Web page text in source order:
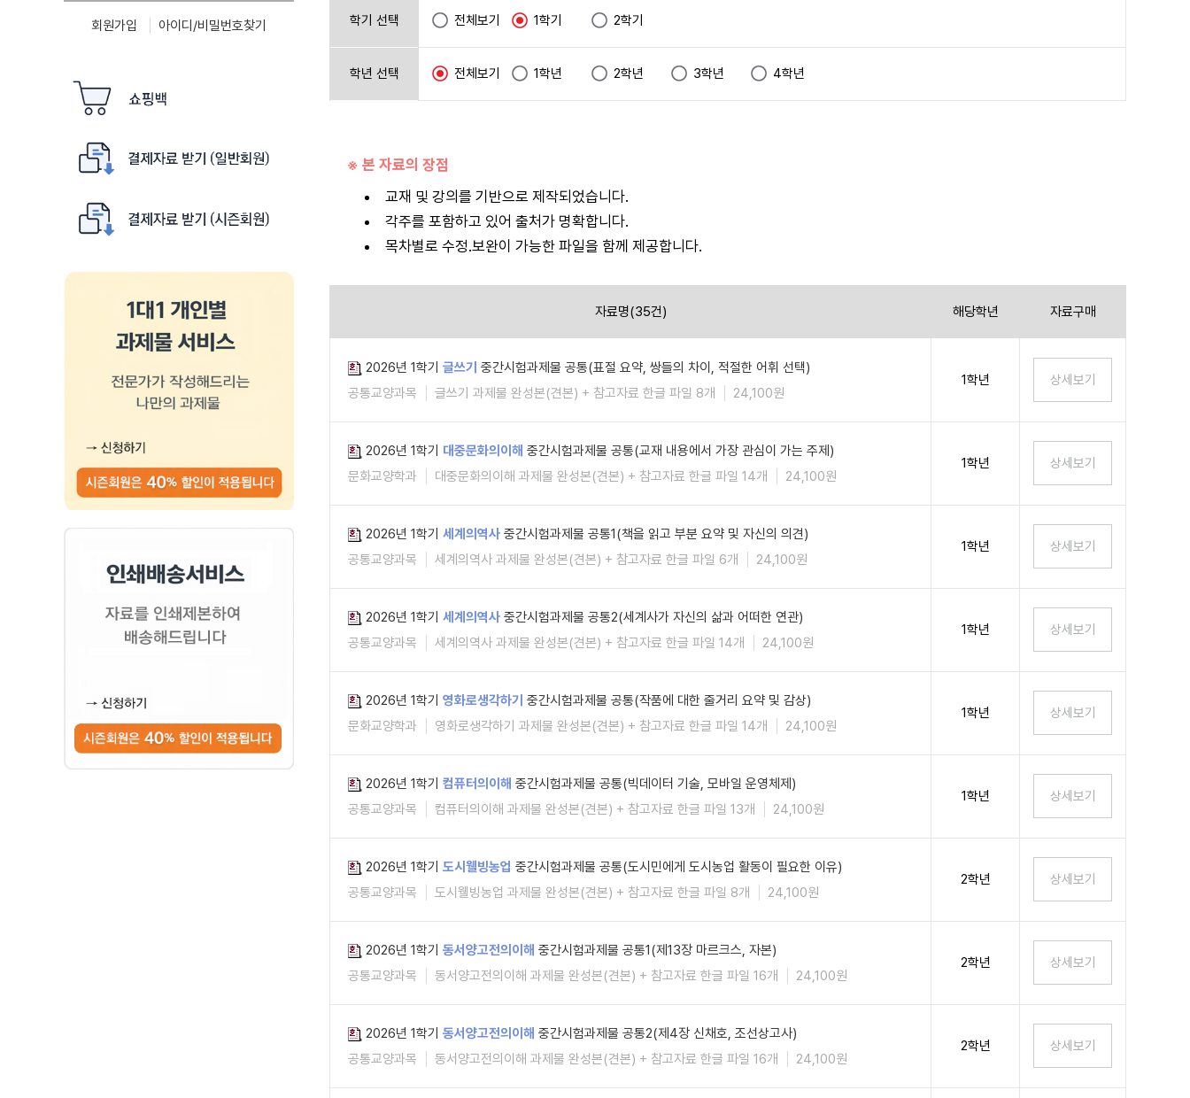
회원가입 아이디/비밀번호찾기 학기 선택 전체보기 1학기 2학기
학년 선택 전체보기 1학년 2학년 3학년 4학년
※ 본 자료의 장점
교재 및 강의를 기반으로 제작되었습니다.
각주를 포함하고 있어 출처가 명확합니다.
목차별로 수정.보완이 가능한 파일을 함께 제공합니다.
자료명(35건) 해당학년 자료구매
2026년 1학기 글쓰기 중간시험과제물 공통(표절 요약, 쌍들의 차이, 적절한 어휘 선택)
공통교양과목
글쓰기 과제물 완성본(견본) + 참고자료 한글 파일 8개 24,100원
1학년
2026년 1학기 대중문화의이해 중간시험과제물 공통(교재 내용에서 가장 관심이 가는 주제)
문화교양학과
대중문화의이해 과제물 완성본(견본) + 참고자료 한글 파일 14개 24,100원
1학년
2026년 1학기 세계의역사 중간시험과제물 공통1(책을 읽고 부분 요약 및 자신의 의견)
공통교양과목
세계의역사 과제물 완성본(견본) + 참고자료 한글 파일 6개 24,100원
1학년
2026년 1학기 세계의역사 중간시험과제물 공통2(세계사가 자신의 삶과 어떠한 연관)
공통교양과목
세계의역사 과제물 완성본(견본) + 참고자료 한글 파일 14개 24,100원
1학년
2026년 1학기 영화로생각하기 중간시험과제물 공통(작품에 대한 줄거리 요약 및 감상)
문화교양학과
영화로생각하기 과제물 완성본(견본) + 참고자료 한글 파일 14개 24,100원
1학년
2026년 1학기 컴퓨터의이해 중간시험과제물 공통(빅데이터 기술, 모바일 운영체제)
공통교양과목
컴퓨터의이해 과제물 완성본(견본) + 참고자료 한글 파일 13개 24,100원
1학년
2026년 1학기 도시웰빙농업 중간시험과제물 공통(도시민에게 도시농업 활동이 필요한 이유)
공통교양과목
도시웰빙농업 과제물 완성본(견본) + 참고자료 한글 파일 8개 24,100원
2학년
2026년 1학기 동서양고전의이해 중간시험과제물 공통1(제13장 마르크스, 자본)
공통교양과목
동서양고전의이해 과제물 완성본(견본) + 참고자료 한글 파일 16개 24,100원
2학년
2026년 1학기 동서양고전의이해 중간시험과제물 공통2(제4장 신채호, 조선상고사)
공통교양과목
동서양고전의이해 과제물 완성본(견본) + 참고자료 한글 파일 16개 24,100원
2학년